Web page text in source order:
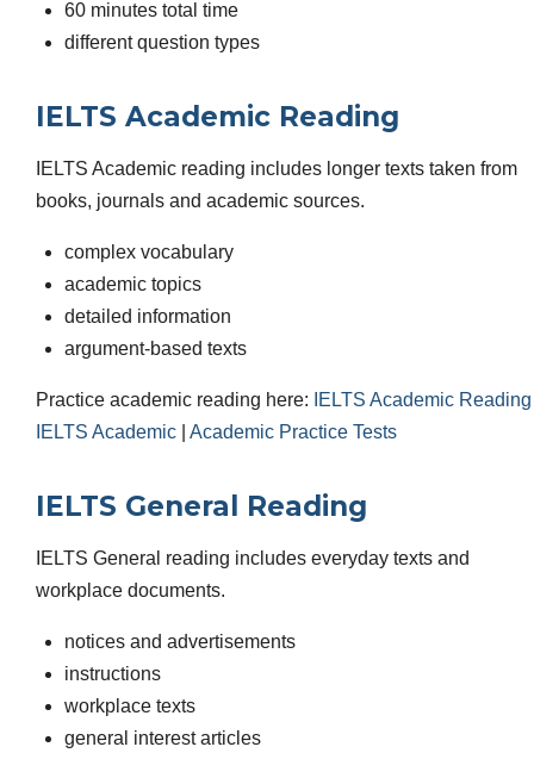
60 minutes total time
different question types
IELTS Academic Reading
IELTS Academic reading includes longer texts taken from
books, journals and academic sources.
complex vocabulary
academic topics
detailed information
argument-based texts
Practice academic reading here: IELTS Academic Reading
IELTS Academic
Academic Practice Tests
IELTS General Reading
IELTS General reading includes everyday texts and
workplace documents.
notices and advertisements
instructions
workplace texts
general interest articles